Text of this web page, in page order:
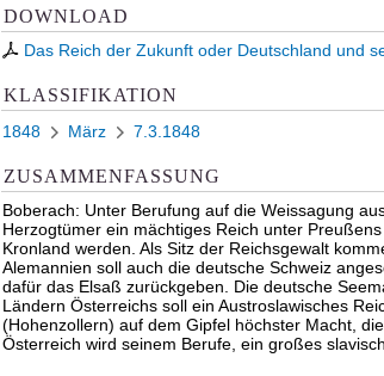
DOWNLOAD
Das Reich der Zukunft oder Deutschland und
KLASSIFIKATION
1848 März 7.3.1848
ZUSAMMENFASSUNG
Boberach: Unter Berufung auf die Weissagung
Herzogtümer ein mächtiges Reich unter
Kronland werden. Als Sitz der Reichsgewalt
Alemannien soll auch die deutsche Schweiz
dafür das Elsaß zurückgeben. Die deutsche
Ländern Österreichs soll ein Austroslawisches
(Hohenzollern) auf dem Gipfel höchster Macht,
Österreich wird seinem Berufe, ein großes